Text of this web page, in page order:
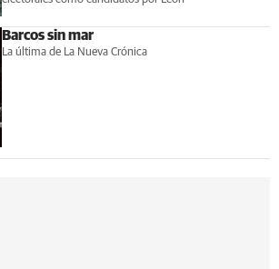
Barcos sin mar
La última de La Nueva Crónica